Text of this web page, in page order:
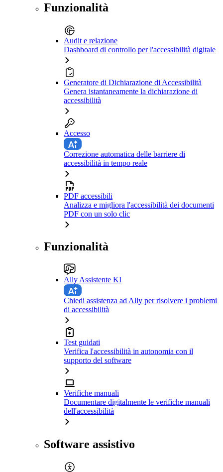
Funzionalità
Audit e relazione
Dashboard di controllo per l'accessibilità digitale
Generatore di Dichiarazione di Accessibilità
Genera istantaneamente la dichiarazione di
accessibilità
Accesso
Correzione automatica delle barriere di
accessibilità in tempo reale
PDF accessibili
Analizza e migliora l'accessibilità dei documenti
PDF con un solo clic
Funzionalità
Ally Assistente KI
Chiedi assistenza ad Ally per risolvere i problemi
di accessibilità
Test guidati
Verifica l'accessibilità in autonomia con il
supporto del software
Verifiche manuali
Documentare digitalmente le verifiche manuali
dell'accessibilità
Software assistivo